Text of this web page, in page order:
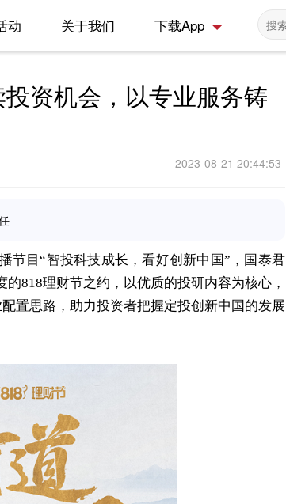
动 关于我们 下载App
资机会，以专业服务铸
2023-08-21 20:44:53
目“智投科技成长，看好创新中国”，国泰君
818理财节之约，以优质的投研内容为核心，
置思路，助力投资者把握定投创新中国的发展